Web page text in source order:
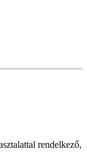
rendelkező,